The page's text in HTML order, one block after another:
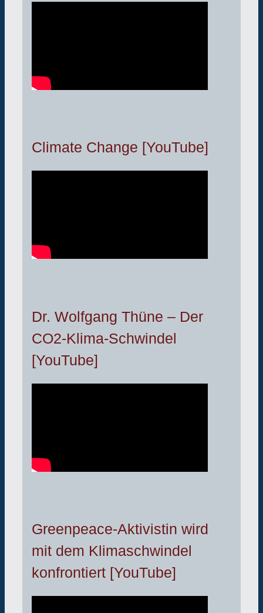
Climate Change [YouTube]
Dr. Wolfgang Thüne – Der
CO2-Klima-Schwindel
[YouTube]
Greenpeace-Aktivistin wird
mit dem Klimaschwindel
konfrontiert [YouTube]